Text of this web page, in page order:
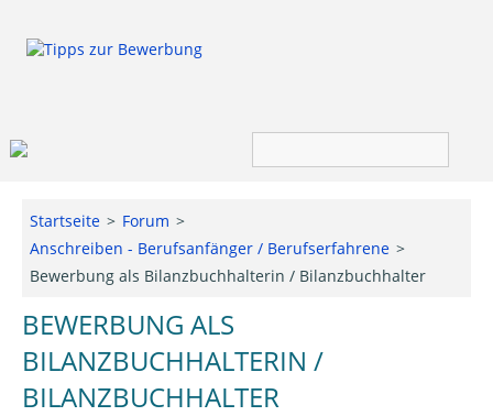
Job & Karriere
Forum
Startseite
Forum
Anschreiben - Berufsanfänger / Berufserfahrene
Bewerbung als Bilanzbuchhalterin / Bilanzbuchhalter
BEWERBUNG ALS
BILANZBUCHHALTERIN /
BILANZBUCHHALTER